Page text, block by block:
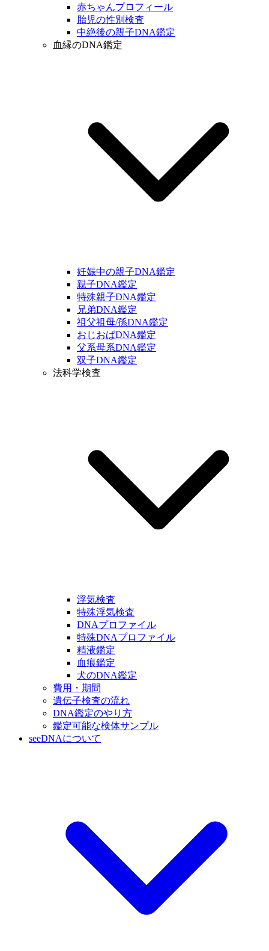
赤ちゃんプロフィール
胎児の性別検査
中絶後の親子DNA鑑定
血縁のDNA鑑定
妊娠中の親子DNA鑑定
親子DNA鑑定
特殊親子DNA鑑定
兄弟DNA鑑定
祖父祖母/孫DNA鑑定
おじおばDNA鑑定
父系母系DNA鑑定
双子DNA鑑定
法科学検査
浮気検査
特殊浮気検査
DNAプロファイル
特殊DNAプロファイル
精液鑑定
血痕鑑定
犬のDNA鑑定
費用・期間
遺伝子検査の流れ
DNA鑑定のやり方
鑑定可能な検体サンプル
seeDNAについて